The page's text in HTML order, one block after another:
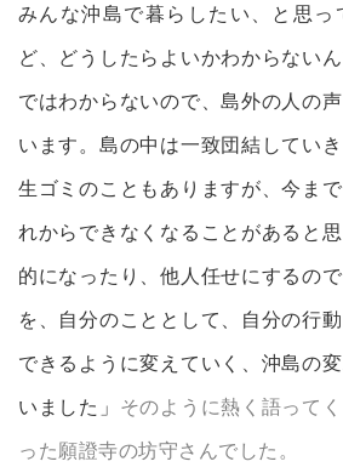
みんな沖島で暮らしたい、と思っ
ど、どうしたらよいかわからない
ではわからないので、島外の人の
います。島の中は一致団結してい
生ゴミのこともありますが、今ま
れからできなくなることがあると
的になったり、他人任せにするの
を、自分のこととして、自分の行
できるように変えていく、沖島の
いました」 そのように熱く語って
った願證寺の坊守さんでした。